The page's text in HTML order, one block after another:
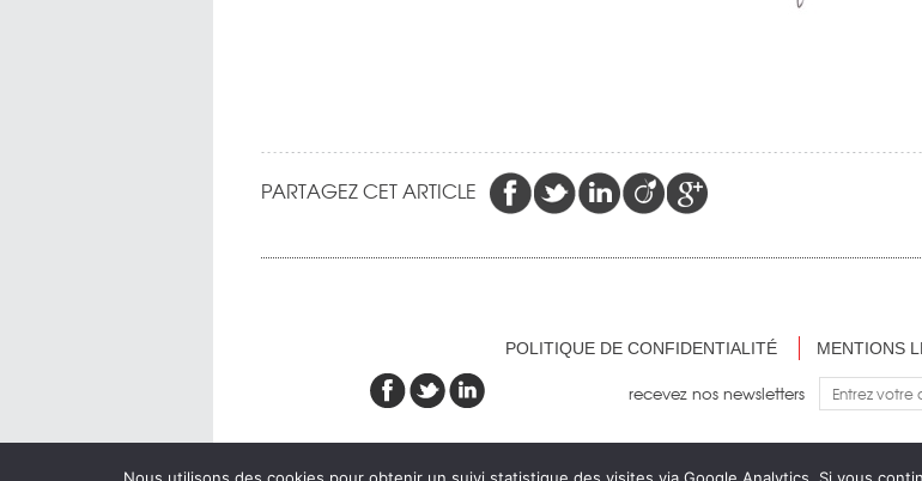
PARTAGEZ CET ARTICLE
POLITIQUE DE CONFIDENTIALITÉ MENTIONS
recevez nos newsletters